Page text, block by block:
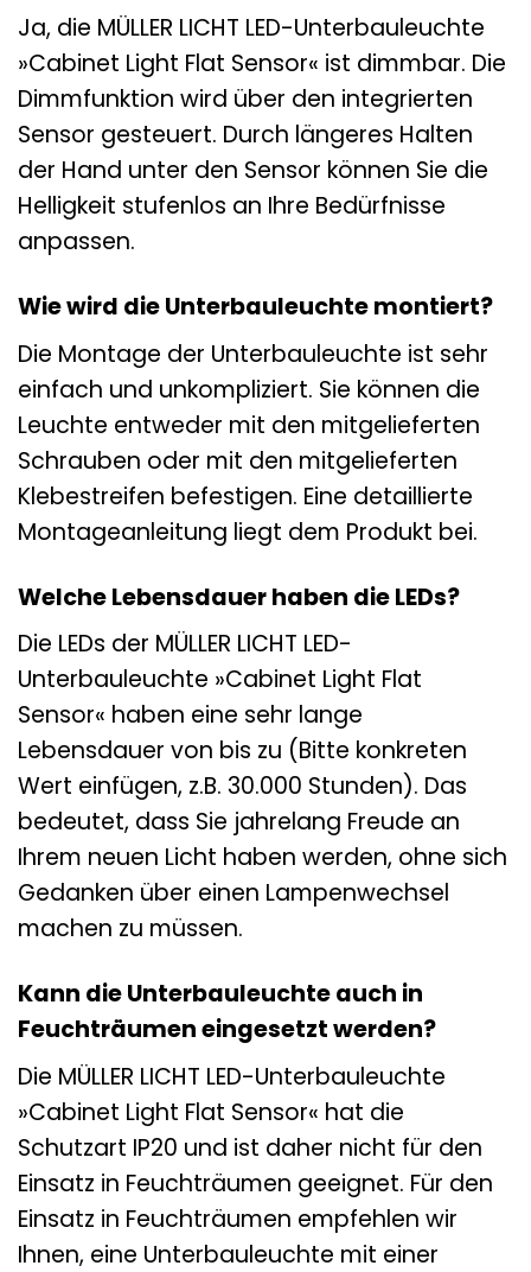
Ja, die MÜLLER LICHT LED-Unterbauleuchte
»Cabinet Light Flat Sensor« ist dimmbar. Die
Dimmfunktion wird über den integrierten
Sensor gesteuert. Durch längeres Halten
der Hand unter den Sensor können Sie die
Helligkeit stufenlos an Ihre Bedürfnisse
anpassen.
Wie wird die Unterbauleuchte montiert?
Die Montage der Unterbauleuchte ist sehr
einfach und unkompliziert. Sie können die
Leuchte entweder mit den mitgelieferten
Schrauben oder mit den mitgelieferten
Klebestreifen befestigen. Eine detaillierte
Montageanleitung liegt dem Produkt bei.
Welche Lebensdauer haben die LEDs?
Die LEDs der MÜLLER LICHT LED-
Unterbauleuchte »Cabinet Light Flat
Sensor« haben eine sehr lange
Lebensdauer von bis zu (Bitte konkreten
Wert einfügen, z.B. 30.000 Stunden). Das
bedeutet, dass Sie jahrelang Freude an
Ihrem neuen Licht haben werden, ohne sich
Gedanken über einen Lampenwechsel
machen zu müssen.
Kann die Unterbauleuchte auch in
Feuchträumen eingesetzt werden?
Die MÜLLER LICHT LED-Unterbauleuchte
»Cabinet Light Flat Sensor« hat die
Schutzart IP20 und ist daher nicht für den
Einsatz in Feuchträumen geeignet. Für den
Einsatz in Feuchträumen empfehlen wir
Ihnen, eine Unterbauleuchte mit einer